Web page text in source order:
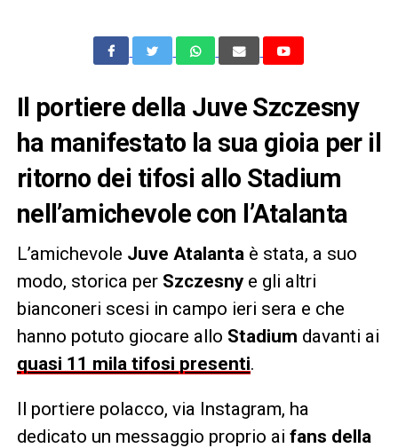
Il portiere della Juve Szczesny
ha manifestato la sua gioia per il
ritorno dei tifosi allo Stadium
nell’amichevole con l’Atalanta
L’amichevole Juve Atalantaè stata, a suo
modo, storica per Szczesnye gli altri
bianconeri scesi in campo ieri sera e che
hanno potuto giocare allo Stadium davanti ai
quasi 11 mila tifosi presenti.
Il portiere polacco, via Instagram, ha
dedicato un messaggio proprio ai fans della